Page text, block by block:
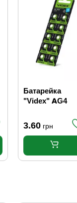
Батарейка
"Videx" AG4
3.60 грн